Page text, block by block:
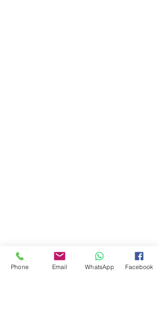
Phone Email WhatsApp Facebook